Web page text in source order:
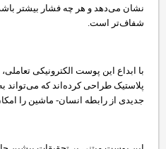
نشان می‌دهد و هر چه فشار بیشتر
شفاف‌تر است.
با ابداع این پوست‌ الکترونیکی تعاملی،
پلاستیک طراحی کرده‌اند که می‌تواند
جدیدی از رابطه انسان- ماشین را